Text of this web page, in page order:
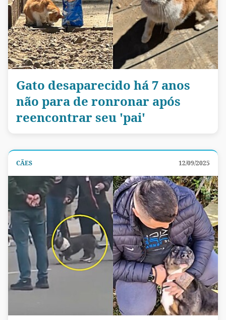
Gato desaparecido há 7 anos
não para de ronronar após
reencontrar seu 'pai'
CÃES 12/09/2025